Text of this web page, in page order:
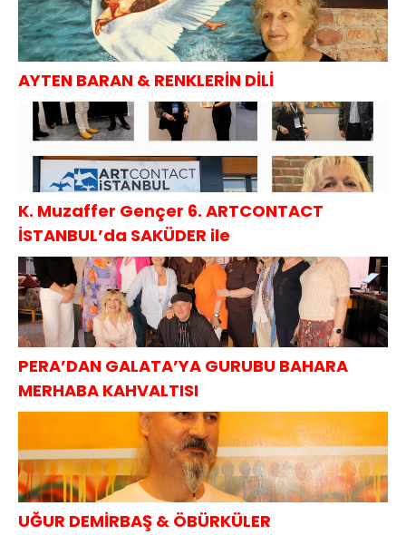
AYTEN BARAN & RENKLERİN DİLİ
K. Muzaffer Gençer 6. ARTCONTACT
İSTANBUL’da SAKÜDER ile
PERA’DAN GALATA’YA GURUBU BAHARA
MERHABA KAHVALTISI
UĞUR DEMİRBAŞ & ÖBÜRKÜLER